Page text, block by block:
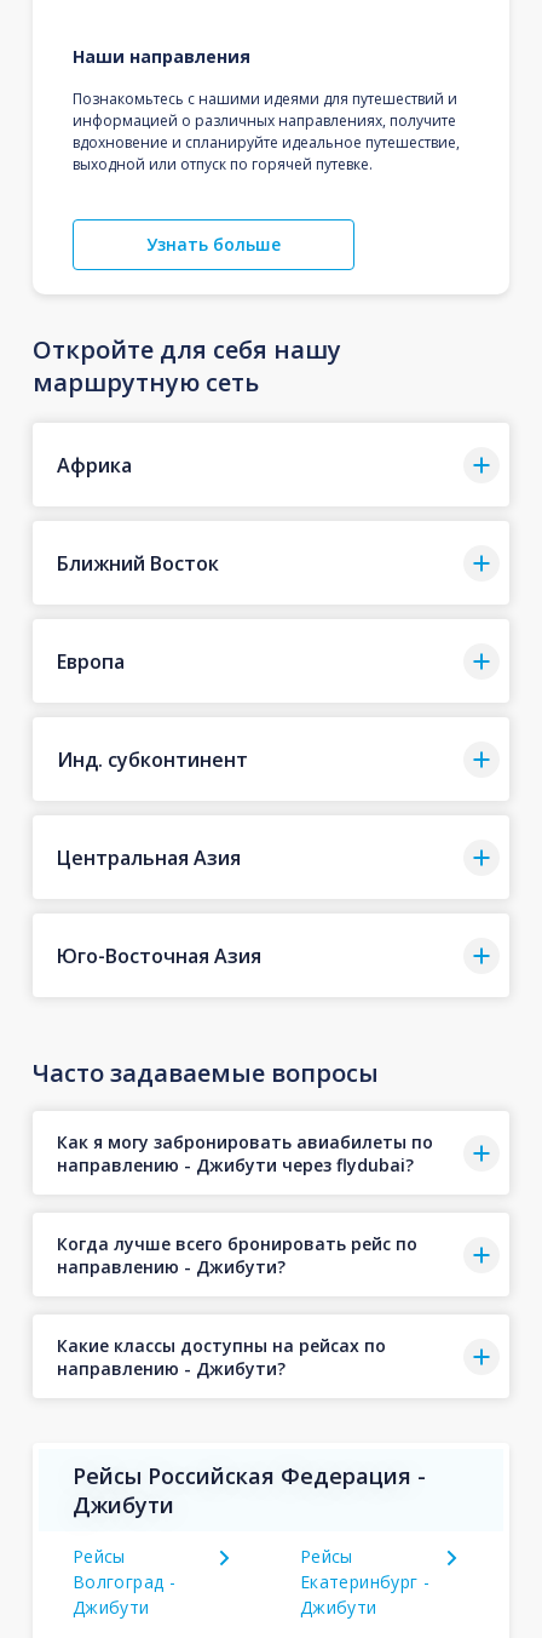
Наши направления
Познакомьтесь с нашими идеями для путешествий и
информацией о различных направлениях, получите
вдохновение и спланируйте идеальное путешествие,
выходной или отпуск по горячей путевке.
Узнать больше
Откройте для себя нашу
маршрутную сеть
Африка
Ближний Восток
Европа
Инд. субконтинент
Центральная Азия
Юго-Восточная Азия
Часто задаваемые вопросы
Как я могу забронировать авиабилеты по
направлению - Джибути через flydubai?
Когда лучше всего бронировать рейс по
направлению - Джибути?
Какие классы доступны на рейсах по
направлению - Джибути?
Рейсы Российская Федерация -
Джибути
Рейсы
Волгоград -
Джибути
Рейсы
Екатеринбург -
Джибути